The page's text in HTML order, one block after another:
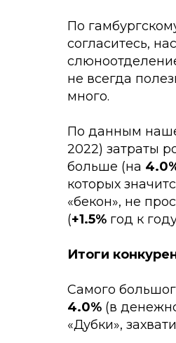
По
согласитесь,
не всегда
много.
По данным
2022) затраты
больше (на
которых
«бекон», не
(+1.5% год к
Итоги
Самого
4.0% (в
«Дубки»,